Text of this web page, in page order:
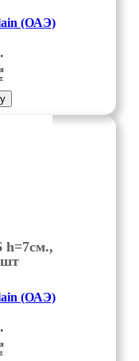
(ОАЭ)
h=7см.,
шт
(ОАЭ)